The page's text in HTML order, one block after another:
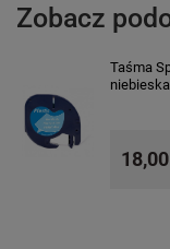
Taśma Specmark
mm x 4 m /
/ do drukarek
Zobacz
Taśma
18,00